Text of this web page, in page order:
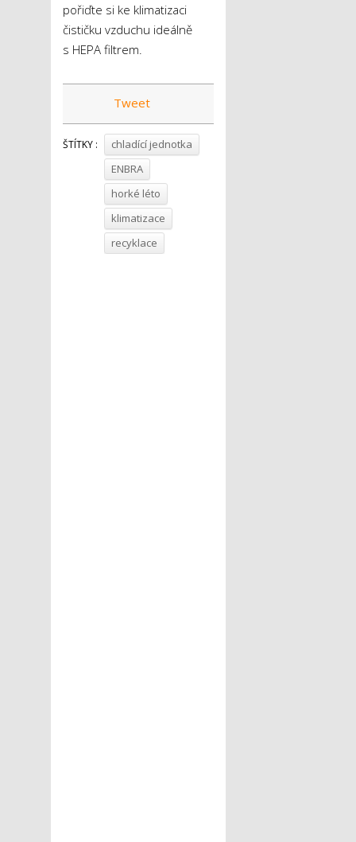
pořiďte si ke klimatizaci
čističku vzduchu ideálně
s HEPA filtrem.
Tweet
ŠTÍTKY :
chladící jednotka
ENBRA
horké léto
klimatizace
recyklace